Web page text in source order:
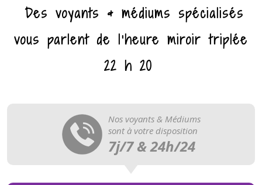
Des voyants & médiums spécialisés
vous parlent de l’heure miroir triplée
22 h 20
Nos voyants & Médiums
sont à votre disposition
7j/7 & 24h/24